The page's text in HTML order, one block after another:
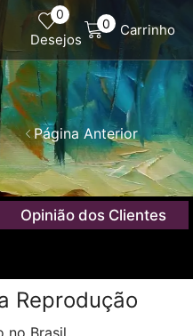
0
Desejos
0 Carrinho
Página Anterior
Opinião dos Clientes
Reprodução
no Brasil.